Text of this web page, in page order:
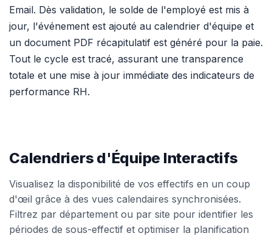
Email. Dès validation, le solde de l'employé est mis à
jour, l'événement est ajouté au calendrier d'équipe et
un document PDF récapitulatif est généré pour la paie.
Tout le cycle est tracé, assurant une transparence
totale et une mise à jour immédiate des indicateurs de
performance RH.
Calendriers d'Équipe Interactifs
Visualisez la disponibilité de vos effectifs en un coup
d'œil grâce à des vues calendaires synchronisées.
Filtrez par département ou par site pour identifier les
périodes de sous-effectif et optimiser la planification